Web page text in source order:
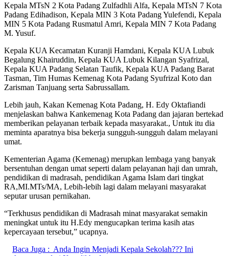
Kepala MTsN 2 Kota Padang Zulfadhli Alfa, Kepala MTsN 7 Kota
Padang Edihadison, Kepala MIN 3 Kota Padang Yulefendi, Kepala
MIN 5 Kota Padang Rusmatul Amri, Kepala MIN 7 Kota Padang
M. Yusuf.
Kepala KUA Kecamatan Kuranji Hamdani, Kepala KUA Lubuk
Begalung Khairuddin, Kepala KUA Lubuk Kilangan Syafrizal,
Kepala KUA Padang Selatan Taufik, Kepala KUA Padang Barat
Tasman, Tim Humas Kemenag Kota Padang Syufrizal Koto dan
Zarisman Tanjuang serta Sabrussallam.
Lebih jauh, Kakan Kemenag Kota Padang, H. Edy Oktafiandi
menjelaskan bahwa Kankemenag Kota Padang dan jajaran bertekad
memberikan pelayanan terbaik kepada masyarakat., Untuk itu dia
meminta aparatnya bisa bekerja sungguh-sungguh dalam melayani
umat.
Kementerian Agama (Kemenag) merupkan lembaga yang banyak
bersentuhan dengan umat seperti dalam pelayanan haji dan umrah,
pendidikan di madrasah, pendidikan Agama Islam dari tingkat
RA,MI.MTs/MA, Lebih-lebih lagi dalam melayani masyarakat
seputar urusan pernikahan.
“Terkhusus pendidikan di Madrasah minat masyarakat semakin
meningkat untuk itu H.Edy mengucapkan terima kasih atas
kepercayaan tersebut,” ucapnya.
Baca Juga : Anda Ingin Menjadi Kepala Sekolah??? Ini